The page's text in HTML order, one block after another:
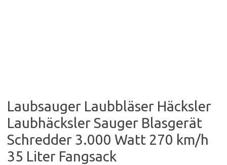
Laubsauger Laubbläser Häcksler
Laubhäcksler Sauger Blasgerät
Schredder 3.000 Watt 270 km/h
35 Liter Fangsack